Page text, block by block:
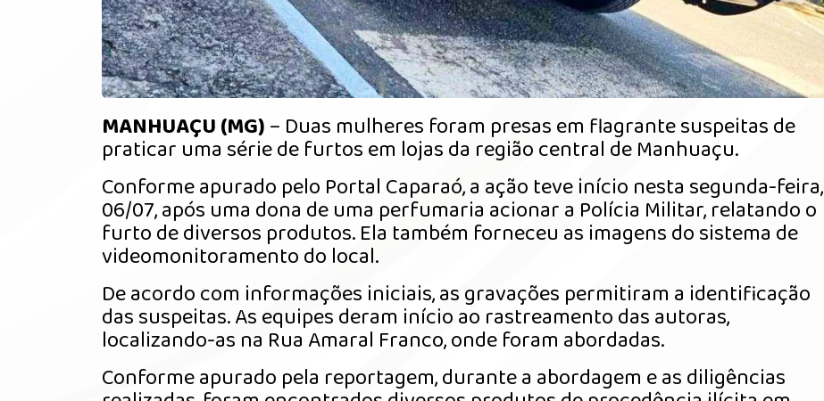
MANHUAÇU (MG)– Duas mulheres foram presas em flagrante suspeitas de
praticar uma série de furtos em lojas da região central de Manhuaçu.
Conforme apurado pelo Portal Caparaó, a ação teve início nesta segunda-feira,
06/07, após uma dona de uma perfumaria acionar a Polícia Militar, relatando o
furto de diversos produtos. Ela também forneceu as imagens do sistema de
videomonitoramento do local.
De acordo com informações iniciais, as gravações permitiram a identificação
das suspeitas. As equipes deram início ao rastreamento das autoras,
localizando-as na Rua Amaral Franco, onde foram abordadas.
Conforme apurado pela reportagem, durante a abordagem e as diligências